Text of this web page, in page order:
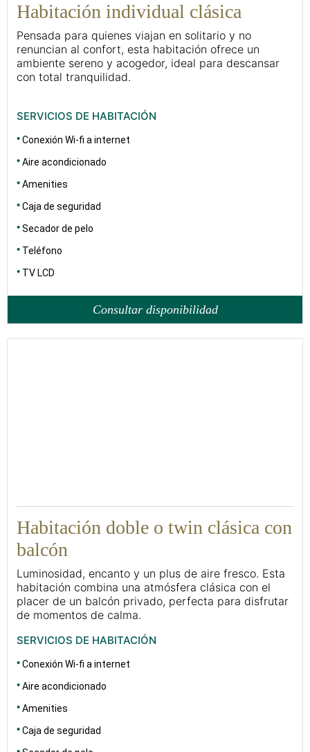
Habitación individual clásica
Pensada para quienes viajan en solitario y no
renuncian al confort, esta habitación ofrece un
ambiente sereno y acogedor, ideal para descansar
con total tranquilidad.
SERVICIOS DE HABITACIÓN
Conexión Wi-fi a internet
Aire acondicionado
Amenities
Caja de seguridad
Secador de pelo
Teléfono
TV LCD
Consultar disponibilidad
Habitación doble o twin clásica con
balcón
Luminosidad, encanto y un plus de aire fresco. Esta
habitación combina una atmósfera clásica con el
placer de un balcón privado, perfecta para disfrutar
de momentos de calma.
SERVICIOS DE HABITACIÓN
Conexión Wi-fi a internet
Aire acondicionado
Amenities
Caja de seguridad